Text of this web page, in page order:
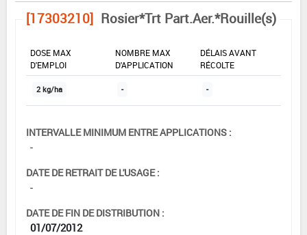
[17303210] Rosier*Trt Part.Aer.*Rouille(s)
DOSE MAX
D'EMPLOI
NOMBRE MAX
D'APPLICATION
DÉLAIS AVANT
RÉCOLTE
2 kg/ha - -
INTERVALLE MINIMUM ENTRE APPLICATIONS :
-
DATE DE RETRAIT DE L'USAGE :
-
DATE DE FIN DE DISTRIBUTION :
01/07/2012